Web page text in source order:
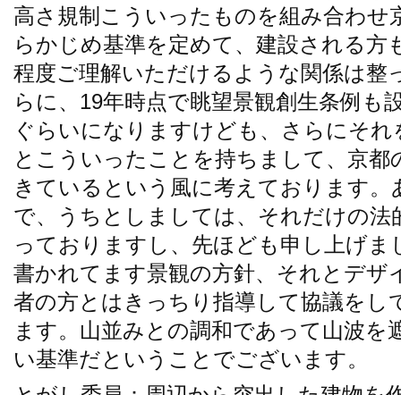
高さ規制こういったものを組み合わせ
らかじめ基準を定めて、建設される方
程度ご理解いただけるような関係は整
らに、19年時点で眺望景観創生条例も
ぐらいになりますけども、さらにそ
とこういったことを持ちまして、京
きているという風に考えております
で、うちとしましては、それだけの法
っておりますし、先ほども申し上げま
書かれてます景観の方針、それとデザ
者の方とはきっちり指導して協議をし
ます。山並みとの調和であって山波
い基準だということでございます。